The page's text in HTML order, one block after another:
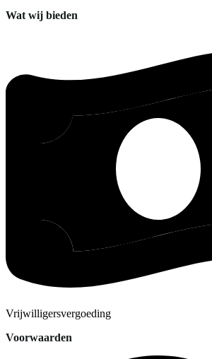
Wat wij bieden
Vrijwilligersvergoeding
Voorwaarden